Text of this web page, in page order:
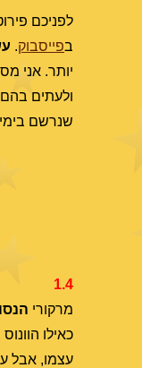
לפניכם
בפייסבוק.
יותר. אני
ולעתים בהם
שנרשם
1.4
מרקורי
כאילו
עצמו, אבל